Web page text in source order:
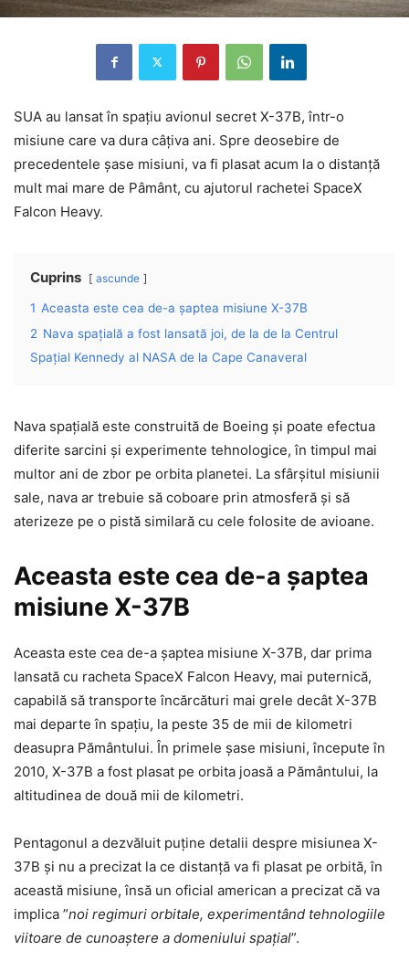
SUA au lansat în spațiu avionul secret X-37B, într-o
misiune care va dura câțiva ani. Spre deosebire de
precedentele șase misiuni, va fi plasat acum la o distanță
mult mai mare de Pâmânt, cu ajutorul rachetei SpaceX
Falcon Heavy.
Cuprins ascunde
1 Aceasta este cea de-a șaptea misiune X-37B
2 Nava spațială a fost lansată joi, de la de la Centrul
Spațial Kennedy al NASA de la Cape Canaveral
Nava spațială este construită de Boeing și poate efectua
diferite sarcini și experimente tehnologice, în timpul mai
multor ani de zbor pe orbita planetei. La sfârșitul misiunii
sale, nava ar trebuie să coboare prin atmosferă și să
aterizeze pe o pistă similară cu cele folosite de avioane.
Aceasta este cea de-a șaptea
misiune X-37B
Aceasta este cea de-a șaptea misiune X-37B, dar prima
lansată cu racheta SpaceX Falcon Heavy, mai puternică,
capabilă să transporte încărcături mai grele decât X-37B
mai departe în spațiu, la peste 35 de mii de kilometri
deasupra Pământului. În primele șase misiuni, începute în
2010, X-37B a fost plasat pe orbita joasă a Pământului, la
altitudinea de două mii de kilometri.
Pentagonul a dezvăluit puține detalii despre misiunea X-
37B și nu a precizat la ce distanță va fi plasat pe orbită, în
această misiune, însă un oficial american a precizat că va
implica ”noi regimuri orbitale, experimentând tehnologiile
viitoare de cunoaștere a domeniului spațial”.